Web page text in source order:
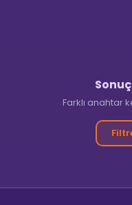
Farklı anahtar